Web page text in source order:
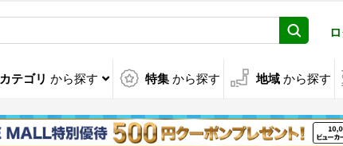
カテゴリ から探す 特集 から探す 地域 から探す